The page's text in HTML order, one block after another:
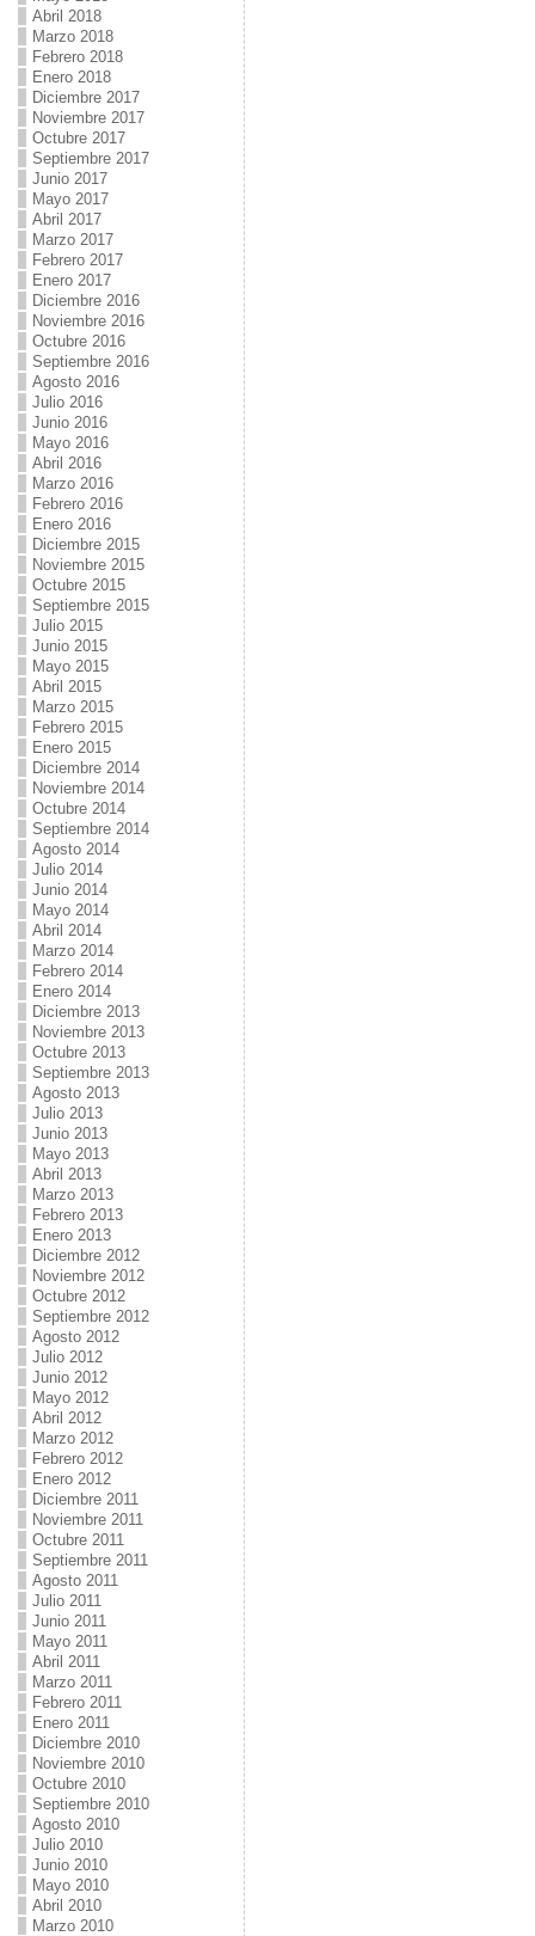
Abril 2018
Marzo 2018
Febrero 2018
Enero 2018
Diciembre 2017
Noviembre 2017
Octubre 2017
Septiembre 2017
Junio 2017
Mayo 2017
Abril 2017
Marzo 2017
Febrero 2017
Enero 2017
Diciembre 2016
Noviembre 2016
Octubre 2016
Septiembre 2016
Agosto 2016
Julio 2016
Junio 2016
Mayo 2016
Abril 2016
Marzo 2016
Febrero 2016
Enero 2016
Diciembre 2015
Noviembre 2015
Octubre 2015
Septiembre 2015
Julio 2015
Junio 2015
Mayo 2015
Abril 2015
Marzo 2015
Febrero 2015
Enero 2015
Diciembre 2014
Noviembre 2014
Octubre 2014
Septiembre 2014
Agosto 2014
Julio 2014
Junio 2014
Mayo 2014
Abril 2014
Marzo 2014
Febrero 2014
Enero 2014
Diciembre 2013
Noviembre 2013
Octubre 2013
Septiembre 2013
Agosto 2013
Julio 2013
Junio 2013
Mayo 2013
Abril 2013
Marzo 2013
Febrero 2013
Enero 2013
Diciembre 2012
Noviembre 2012
Octubre 2012
Septiembre 2012
Agosto 2012
Julio 2012
Junio 2012
Mayo 2012
Abril 2012
Marzo 2012
Febrero 2012
Enero 2012
Diciembre 2011
Noviembre 2011
Octubre 2011
Septiembre 2011
Agosto 2011
Julio 2011
Junio 2011
Mayo 2011
Abril 2011
Marzo 2011
Febrero 2011
Enero 2011
Diciembre 2010
Noviembre 2010
Octubre 2010
Septiembre 2010
Agosto 2010
Julio 2010
Junio 2010
Mayo 2010
Abril 2010
Marzo 2010